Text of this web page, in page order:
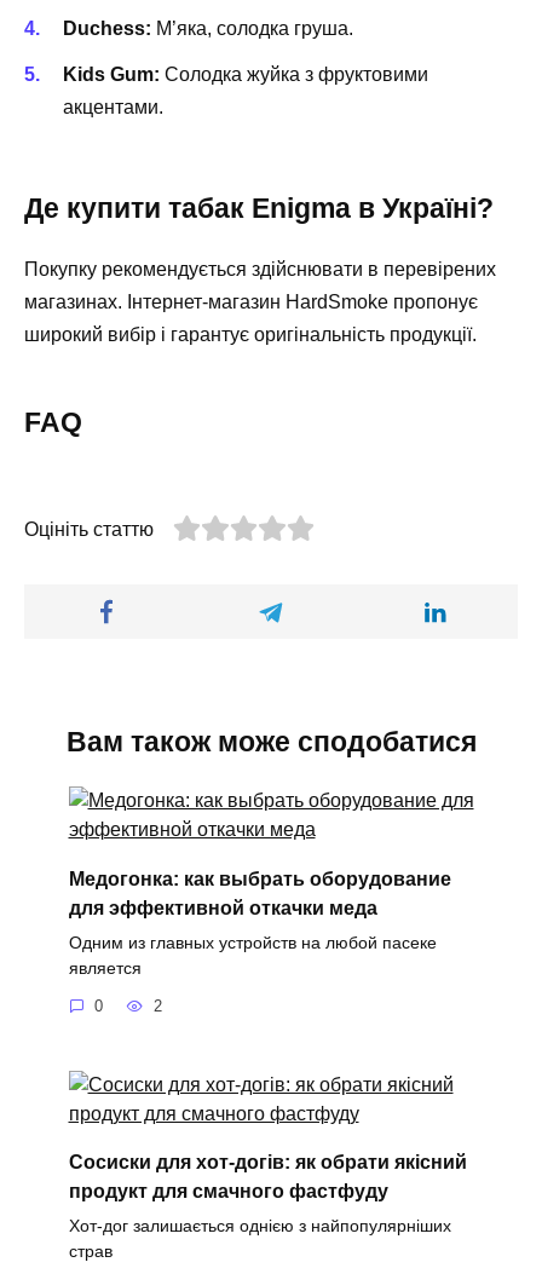
Duchess: М’яка, солодка груша.
Kids Gum: Солодка жуйка з фруктовими
акцентами.
Де купити табак Enigma в Україні?
Покупку рекомендується здійснювати в перевірених
магазинах. Інтернет-магазин HardSmoke пропонує
широкий вибір і гарантує оригінальність продукції.
FAQ
Оцініть статтю
Вам також може сподобатися
Медогонка: как выбрать оборудование
для эффективной откачки меда
Одним из главных устройств на любой пасеке
является
0 2
Сосиски для хот-догів: як обрати якісний
продукт для смачного фастфуду
Хот-дог залишається однією з найпопулярніших
страв